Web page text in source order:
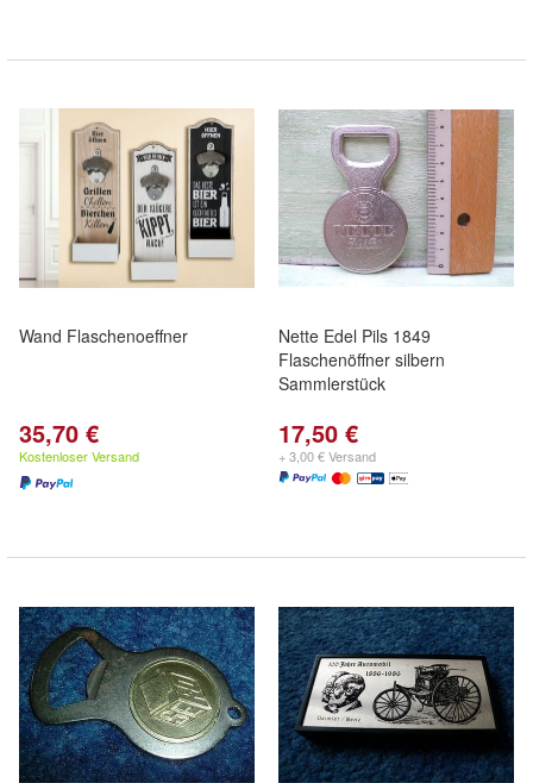
Wand Flaschenoeffner
35,70 €
Kostenloser Versand
Nette Edel Pils 1849
Flaschenöffner silbern
Sammlerstück
17,50 €
+ 3,00 € Versand